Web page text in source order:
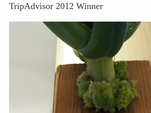
TripAdvisor 2012 Winner